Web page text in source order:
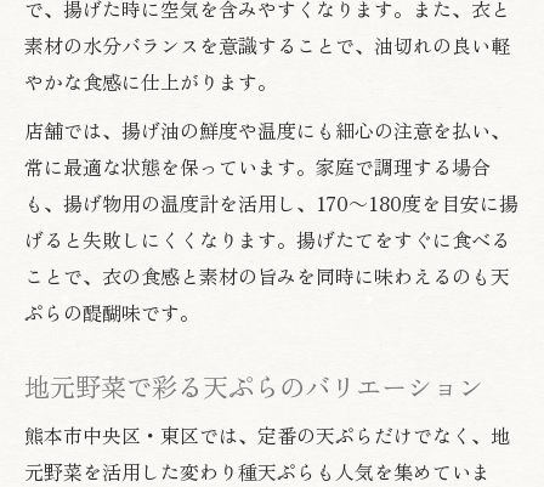
で、揚げた時に空気を含みやすくなります。また、衣と
素材の水分バランスを意識することで、油切れの良い軽
やかな食感に仕上がります。
店舗では、揚げ油の鮮度や温度にも細心の注意を払い、
常に最適な状態を保っています。家庭で調理する場合
も、揚げ物用の温度計を活用し、170～180度を目安に揚
げると失敗しにくくなります。揚げたてをすぐに食べる
ことで、衣の食感と素材の旨みを同時に味わえるのも天
ぷらの醍醐味です。
地元野菜で彩る天ぷらのバリエーション
熊本市中央区・東区では、定番の天ぷらだけでなく、地
元野菜を活用した変わり種天ぷらも人気を集めていま